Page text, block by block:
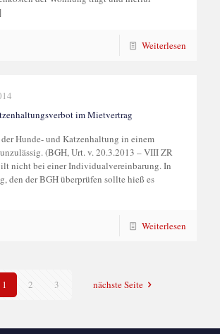
Weiterlesen
im Mietvertrag
Hunde- und Katzenhaltung in einem
(BGH, Urt. v. 20.3.2013 – VIII ZR
nicht bei einer Individualvereinbarung. In
den der BGH überprüfen sollte hieß es
Weiterlesen
1 2 3 nächste Seite